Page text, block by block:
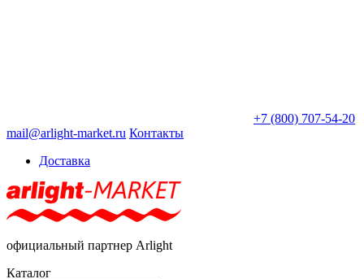
+7 (800) 707-54-20
mail@arlight-market.ru Контакты
Доставка
официальный партнер Arlight
Каталог